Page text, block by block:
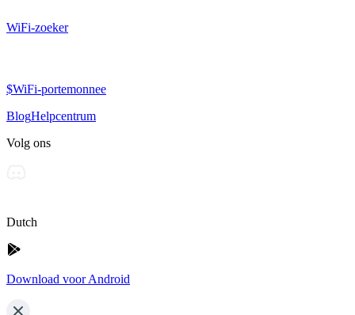
WiFi-zoeker
$WiFi-portemonnee
BlogHelpcentrum
Volg ons
Dutch
Download voor Android